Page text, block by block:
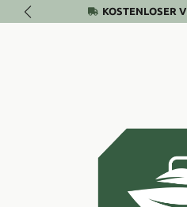
Zum Hauptinhalt springen
KOSTENLOSER